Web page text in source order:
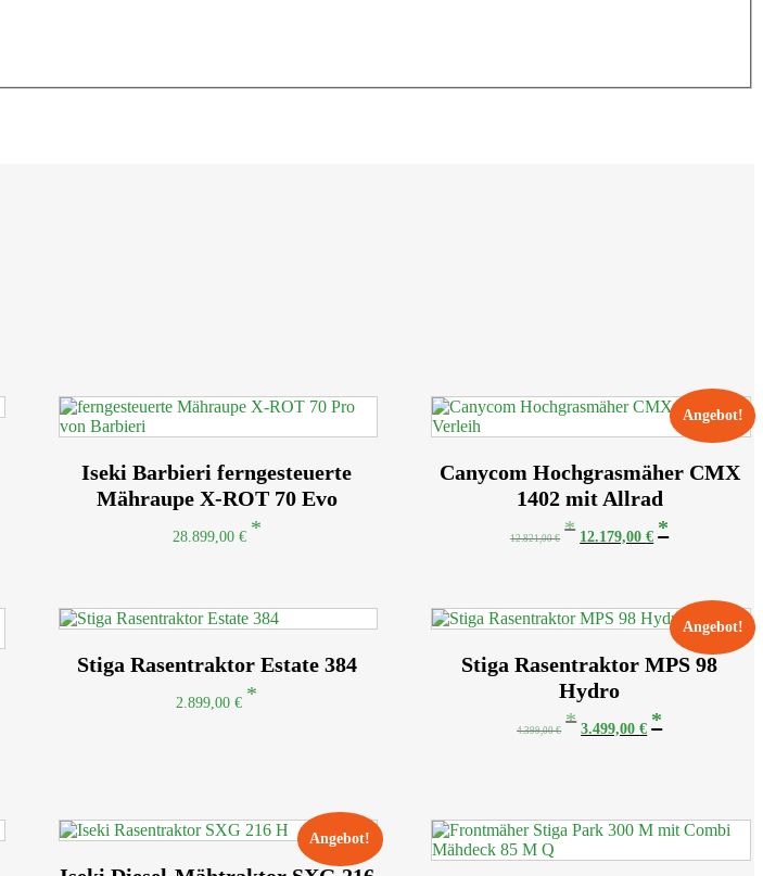
Iseki Barbieri ferngesteuerte
Mähraupe X-ROT 70 Evo
28.899,00 €
Angebot!
Canycom Hochgrasmäher CMX
1402 mit Allrad
12.821,00€
Ursprünglicher
Preis
12.179,00€
Stiga Rasentraktor Estate 384
2.899,00€
Angebot!
Stiga Rasentraktor MPS 98
Hydro
4.399,00€
Ursprünglicher
Preis
3.499,00€
Angebot!